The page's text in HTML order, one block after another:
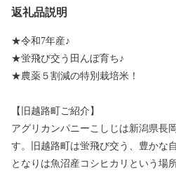
返礼品説明
★令和7年産♪
★蛍飛び交う田んぼ育ち♪
★農薬５割減の特別栽培米！
【旧越路町ご紹介】
アグリカンパニーこしじは新潟県長
す。旧越路町は蛍飛び交う、豊かな
となりは魚沼産コシヒカリという場